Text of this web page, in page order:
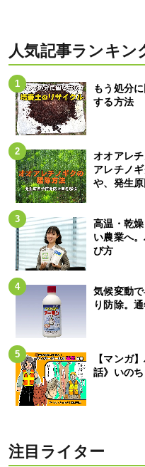
人気記事ランキン
もう処分
する方法
オオアレ
アレチノ
や、発生
高温・乾
い農業へ
び方
気候変動
り防除。
【マンガ
話》いの
注目ライター